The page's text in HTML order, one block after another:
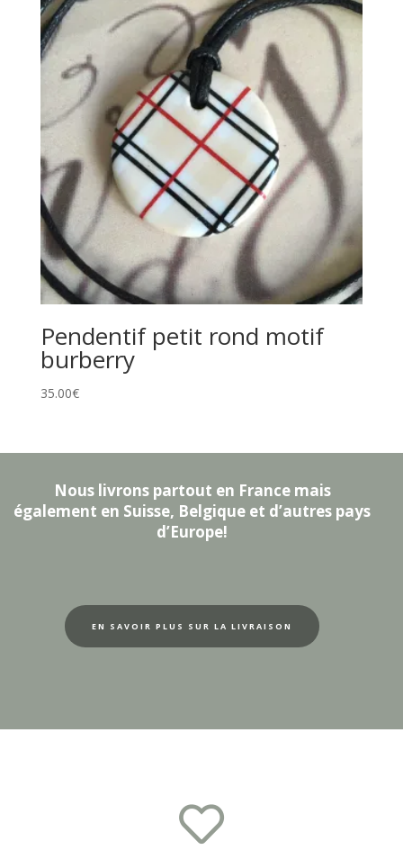
Pendentif petit rond motif
burberry
35.00€
Nous livrons partout en France mais
également en Suisse, Belgique et d’autres pays
d’Europe!
EN SAVOIR PLUS SUR LA LIVRAISON
